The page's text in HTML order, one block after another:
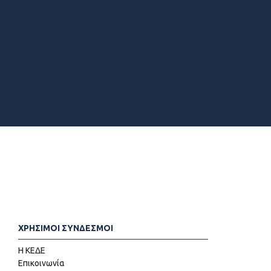
ΧΡΗΣΙΜΟΙ ΣΥΝΔΕΣΜΟΙ
Η ΚΕΔΕ
Επικοινωνία